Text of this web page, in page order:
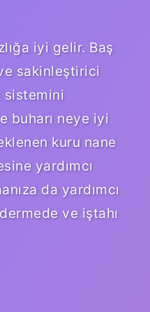
iyi gelir. Baş
sakinleştirici
sistemini
buharı neye iyi
kuru nane
yardımcı
da yardımcı
ve iştahı